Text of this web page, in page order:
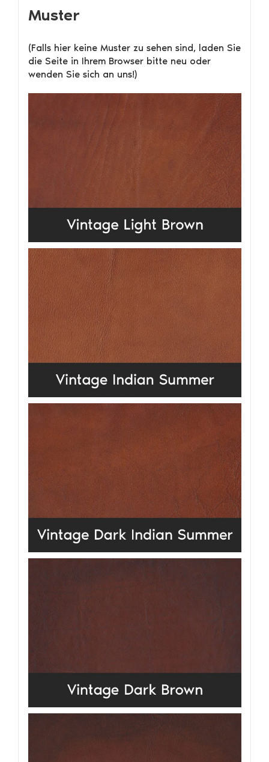
Muster
(Falls hier keine Muster zu sehen sind, laden Sie
die Seite in Ihrem Browser bitte neu oder
wenden Sie sich an uns!)